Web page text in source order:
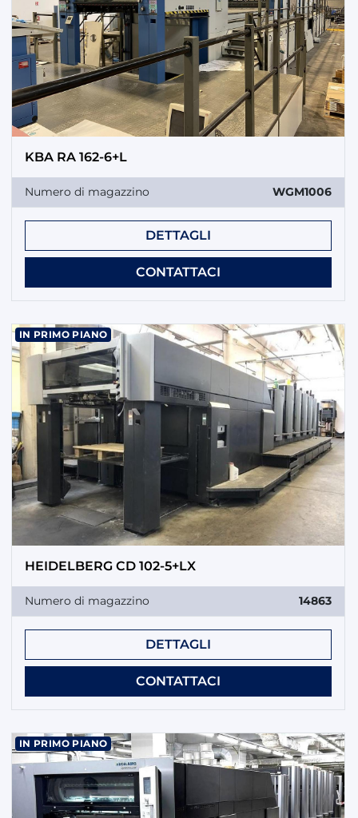
KBA RA 162-6+L
Numero di magazzino WGM1006
DETTAGLI
CONTATTACI
IN PRIMO PIANO
HEIDELBERG CD 102-5+LX
Numero di magazzino 14863
DETTAGLI
CONTATTACI
IN PRIMO PIANO